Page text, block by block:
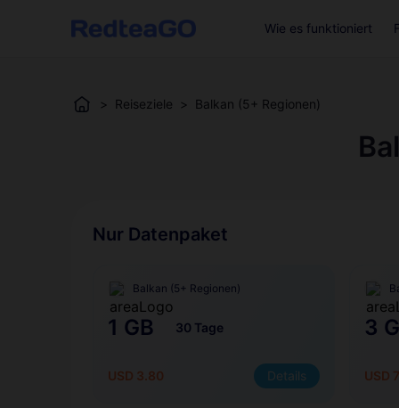
Wie es funktioniert
> Reiseziele > Balkan (5+ Regionen)
Nur Datenpaket
Balkan (5+ Regionen)
1 GB 30 Tage
USD 3.80 Details
3
USD